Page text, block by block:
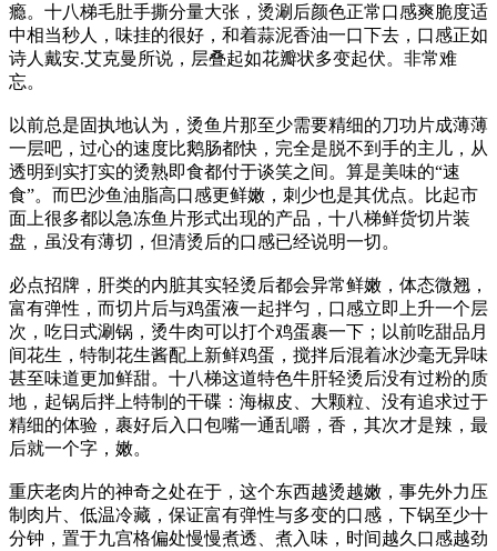
瘾。十八梯毛肚手撕分量大张，烫涮后颜色正常口感爽脆度适
中相当秒人，味挂的很好，和着蒜泥香油一口下去，口感正如
诗人戴安.艾克曼所说，层叠起如花瓣状多变起伏。非常难
忘。
以前总是固执地认为，烫鱼片那至少需要精细的刀功片成薄薄
一层吧，过心的速度比鹅肠都快，完全是脱不到手的主儿，从
透明到实打实的烫熟即食都付于谈笑之间。算是美味的“速
食”。而巴沙鱼油脂高口感更鲜嫩，刺少也是其优点。比起市
面上很多都以急冻鱼片形式出现的产品，十八梯鲜货切片装
盘，虽没有薄切，但清烫后的口感已经说明一切。
必点招牌，肝类的内脏其实轻烫后都会异常鲜嫩，体态微翘，
富有弹性，而切片后与鸡蛋液一起拌匀，口感立即上升一个层
次，吃日式涮锅，烫牛肉可以打个鸡蛋裹一下；以前吃甜品月
间花生，特制花生酱配上新鲜鸡蛋，搅拌后混着冰沙毫无异味
甚至味道更加鲜甜。十八梯这道特色牛肝轻烫后没有过粉的质
地，起锅后拌上特制的干碟：海椒皮、大颗粒、没有追求过于
精细的体验，裹好后入口包嘴一通乱嚼，香，其次才是辣，最
后就一个字，嫩。
重庆老肉片的神奇之处在于，这个东西越烫越嫩，事先外力压
制肉片、低温冷藏，保证富有弹性与多变的口感，下锅至少十
分钟，置于九宫格偏处慢慢煮透、煮入味，时间越久口感越劲